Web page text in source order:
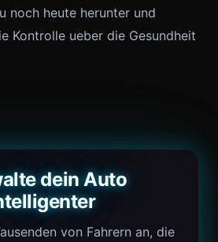
noch heute herunter und
Kontrolle ueber die Gesundheit
dein Auto
von Fahrern an, die